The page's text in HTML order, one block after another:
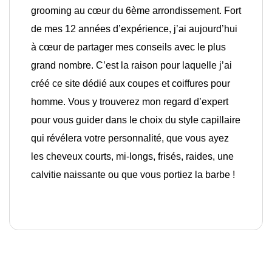
grooming au cœur du 6ème arrondissement. Fort
de mes 12 années d’expérience, j’ai aujourd’hui
à cœur de partager mes conseils avec le plus
grand nombre. C’est la raison pour laquelle j’ai
créé ce site dédié aux coupes et coiffures pour
homme. Vous y trouverez mon regard d’expert
pour vous guider dans le choix du style capillaire
qui révélera votre personnalité, que vous ayez
les cheveux courts, mi-longs, frisés, raides, une
calvitie naissante ou que vous portiez la barbe !